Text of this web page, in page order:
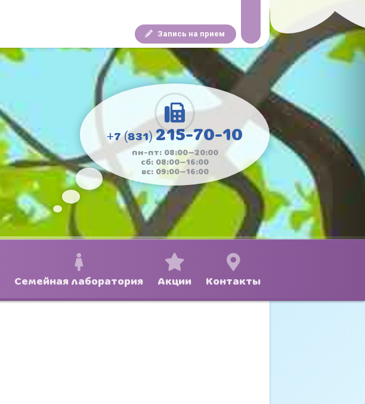
Запись на прием
+7 (831)215-70-10
пн-пт: 08:00—20:00
сб: 08:00—16:00
вс: 09:00—16:00
Семейная лаборатория Акции Контакты